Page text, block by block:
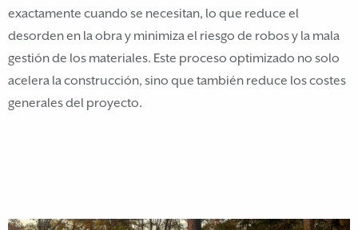
exactamente cuando se necesitan, lo que reduce el
desorden en la obra y minimiza el riesgo de robos y la mala
gestión de los materiales. Este proceso optimizado no solo
acelera la construcción, sino que también reduce los costes
generales del proyecto.